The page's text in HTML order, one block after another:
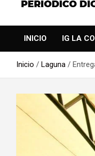
Reporte
INICIO IG LA
Inicio Laguna